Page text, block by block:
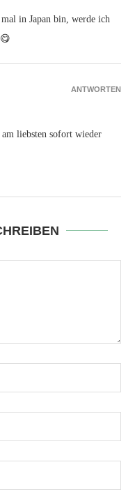
in Japan bin, werde ich
liebsten sofort wieder
ANTWORTEN